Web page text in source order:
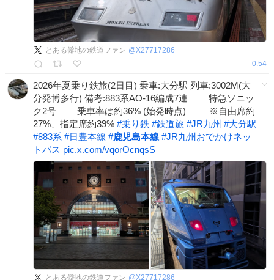
とある僻地の鉄道ファン @X27717286
0:54
2026年夏乗り鉄旅(2日目) 乗車:大分駅 列車:3002M(大
分発博多行) 備考:883系AO-16編成7連 特急ソニッ
ク2号 乗車率は約36% (始発時点) ※自由席約
27%、指定席約39% #乗り鉄 #鉄道旅 #JR九州 #大分駅
#883系 #日豊本線 #鹿児島本線 #JR九州おでかけネッ
トパス pic.x.com/vqorOcnqsS
とある僻地の鉄道ファン @X27717286